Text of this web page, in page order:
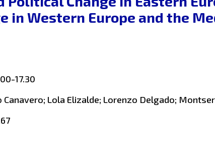
in Western Europe and the
17.30
Lola Elizalde; Lorenzo Delgado;